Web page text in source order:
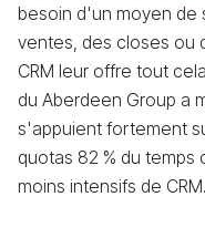
besoin d'un moyen de
ventes, des closes ou
CRM leur offre tout
du Aberdeen Group a
s'appuient fortement
quotas 82 % du temps
moins intensifs de CRM.